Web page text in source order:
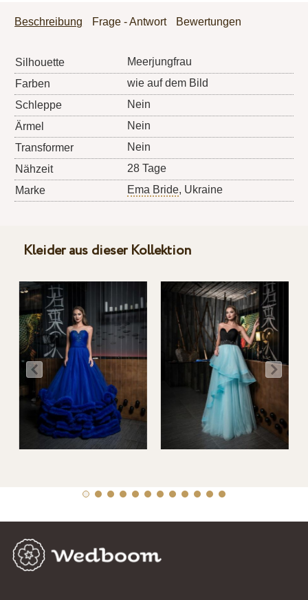
Beschreibung Frage - Antwort Bewertungen
Silhouette
Meerjungfrau
Farben
wie auf dem Bild
Schleppe
Nein
Ärmel
Nein
Transformer
Nein
Nähzeit
28 Tage
Marke
Ema Bride, Ukraine
Kleider aus dieser Kollektion